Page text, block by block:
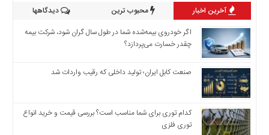
اقتصادی
ایران
اخبار
المللی
اخبار
اقتصادی
اخبار
آخرین اخبار محبوب ترین
دیدگاهها
اگر خودروی بیمه‌شده شما در طول سال گران شود، شرکت بیمه
چقدر خسارت می‌پردازد؟
صنعت کابل ایران؛ تولید داخلی که رقیب واردات شد
کدام توری برای شما مناسب است؟ بررسی قیمت و خرید انواع
توری فلزی